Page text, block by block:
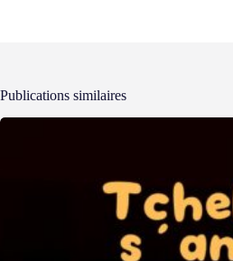
Publications similaires